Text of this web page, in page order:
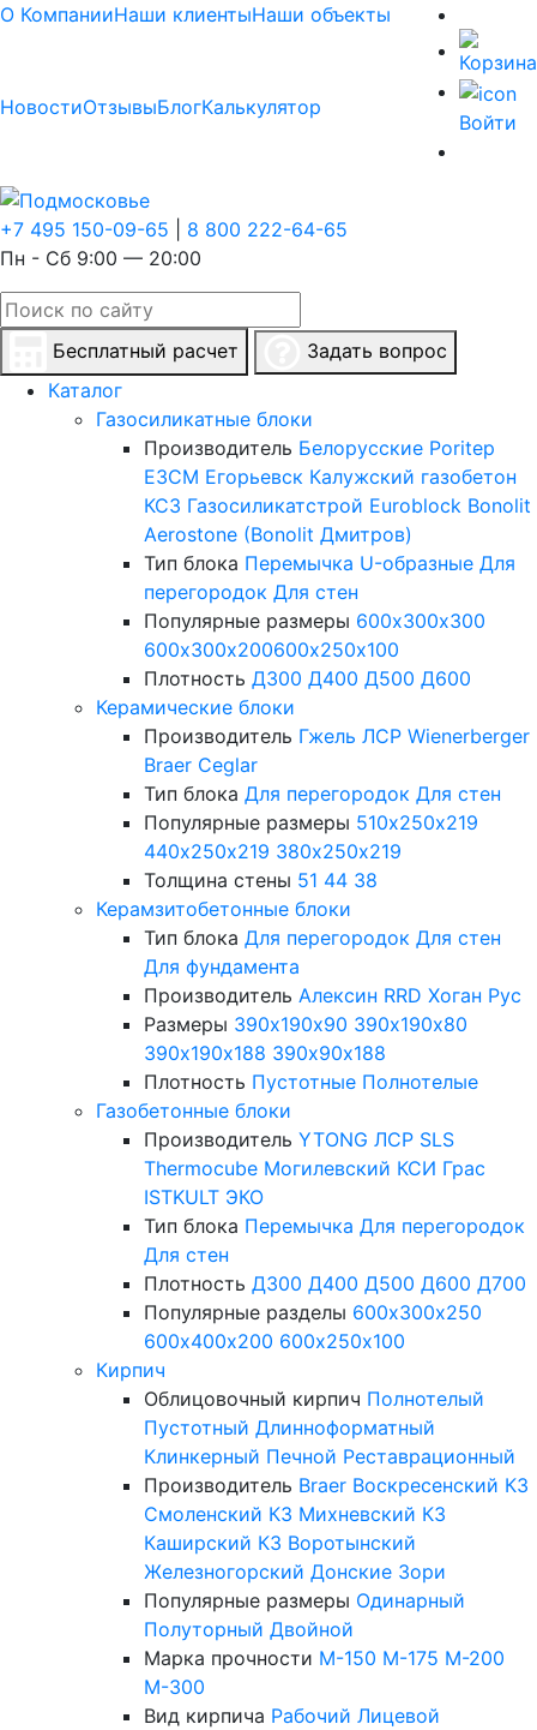
О КомпанииНаши клиентыНаши объекты
НовостиОтзывыБлогКалькулятор
Войти
+7 495 150-09-65
8 800 222-64-65
Пн - Сб 9:00 — 20:00
Бесплатный расчет
Задать вопрос
Каталог
Газосиликатные блоки
Производитель Белорусские Poritep
ЕЗСМ Егорьевск Калужский газобетон
КСЗ Газосиликатстрой Euroblock Bonolit
Aerostone (Bonolit Дмитров)
Тип блока Перемычка U-образные Для
перегородок Для стен
Популярные размеры 600х300х300
600х300х200600х250х100
Плотность Д300 Д400 Д500 Д600
Керамические блоки
Производитель Гжель ЛСР Wienerberger
Braer Ceglar
Тип блока Для перегородок Для стен
Популярные размеры 510х250х219
440х250х219 380х250х219
Толщина стены 51 44 38
Керамзитобетонные блоки
Тип блока Для перегородок Для стен
Для фундамента
Производитель Алексин RRD Хоган Рус
Размеры 390х190х90 390х190х80
390х190х188 390х90х188
Плотность Пустотные Полнотелые
Газобетонные блоки
Производитель YTONG ЛСР SLS
Thermocube Могилевский КСИ Грас
ISTKULT ЭКО
Тип блока Перемычка Для перегородок
Для стен
Плотность Д300 Д400 Д500 Д600 Д700
Популярные разделы 600х300х250
600х400х200 600х250х100
Кирпич
Облицовочный кирпич Полнотелый
Пустотный Длинноформатный
Клинкерный Печной Реставрационный
Производитель Braer Воскресенский КЗ
Смоленский КЗ Михневский КЗ
Каширский КЗ Воротынский
Железногорский Донские Зори
Популярные размеры Одинарный
Полуторный Двойной
Марка прочности М-150 М-175 М-200
М-300
Вид кирпича Рабочий Лицевой